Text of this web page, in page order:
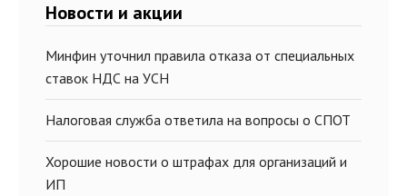
Новости и акции
Минфин уточнил правила отказа от специальных
ставок НДС на УСН
Налоговая служба ответила на вопросы о СПОТ
Хорошие новости о штрафах для организаций и
ИП